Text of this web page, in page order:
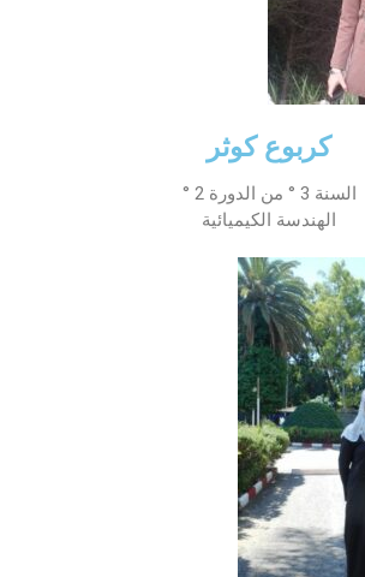
كربوع كوثر
السنة 3 ° من الدورة 2 °
الهندسة الكيميائية